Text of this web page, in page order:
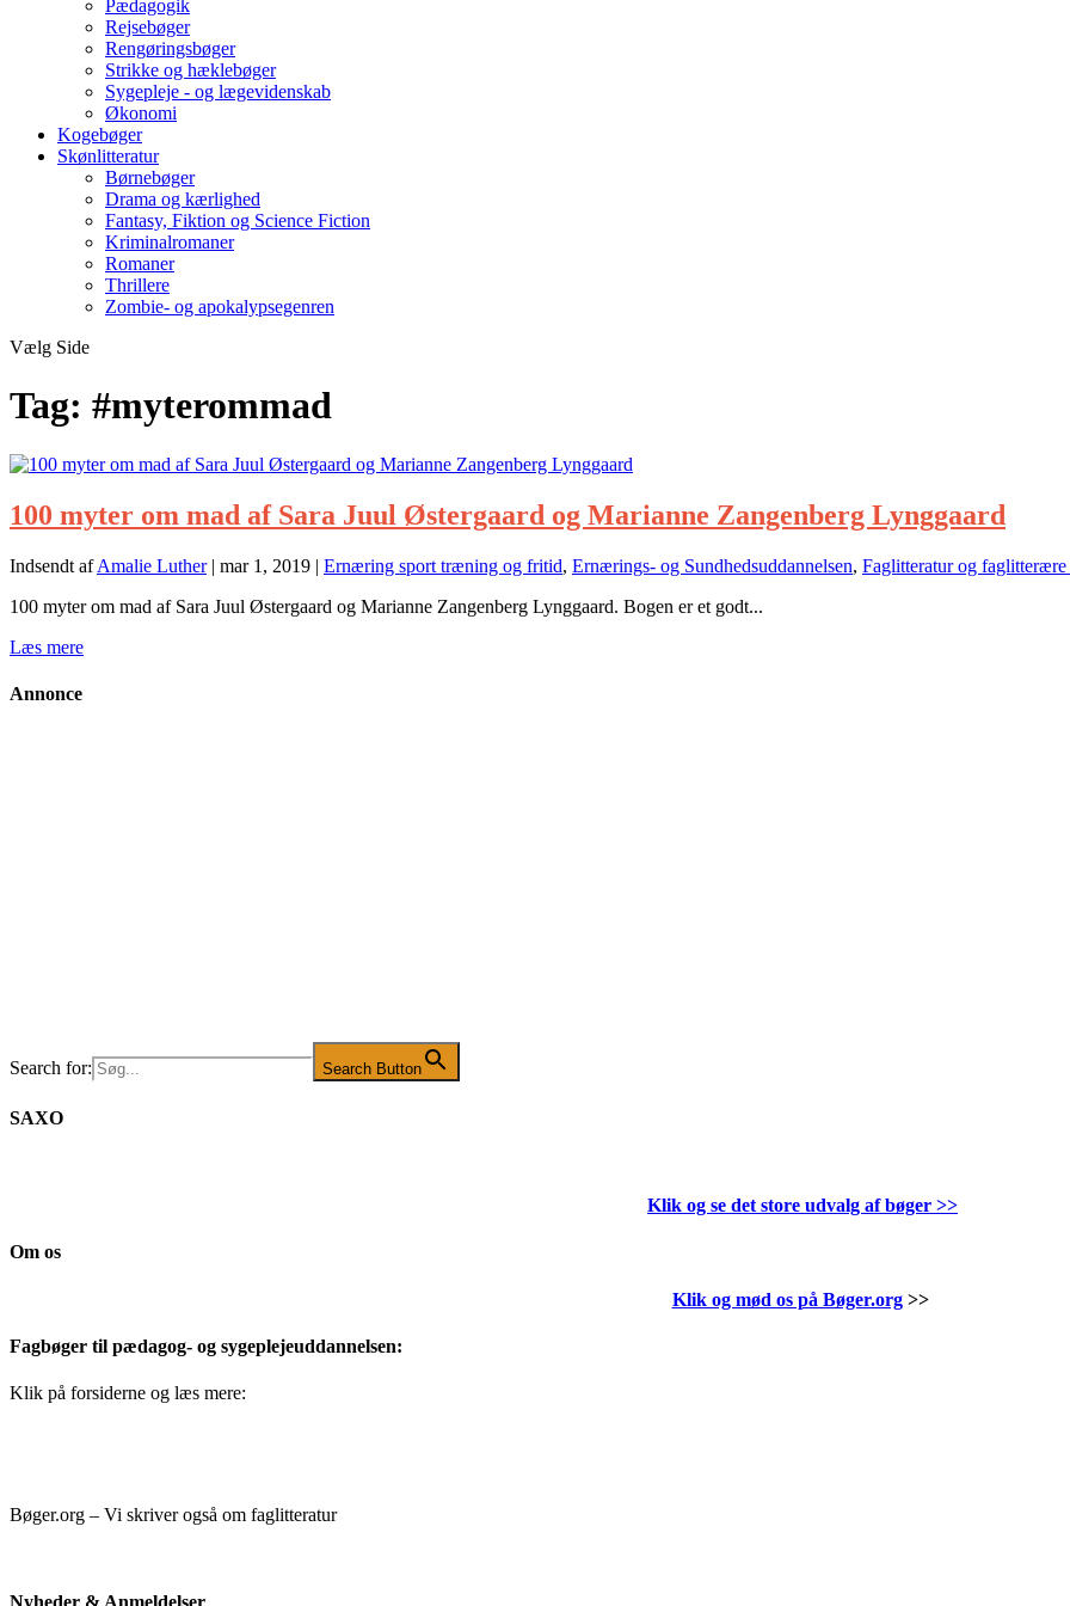
Pædagogik
Rejsebøger
Rengøringsbøger
Strikke og hæklebøger
Sygepleje - og lægevidenskab
Økonomi
Kogebøger
Skønlitteratur
Børnebøger
Drama og kærlighed
Fantasy, Fiktion og Science Fiction
Kriminalromaner
Romaner
Thrillere
Zombie- og apokalypsegenren
Vælg Side
Tag: #myterommad
100 myter om mad af Sara Juul Østergaard og Marianne Zangenberg Lynggaard
Indsendt afAmalie Luther| mar 1, 2019 | Ernæring sport træning og fritid, Ernærings- og Sundhedsuddannelsen, Faglitteratur og
100 myter om mad af Sara Juul Østergaard og Marianne Zangenberg Lynggaard. Bogen er et godt...
Læs mere
Annonce
Search for: Search Button
SAXO
Klik og se det store udvalg af bøger >>
Om os
Klik og mød os på Bøger.org>>
Fagbøger til pædagog- og sygeplejeuddannelsen:
Klik på forsiderne og læs mere:
Bøger.org – Vi skriver også om faglitteratur